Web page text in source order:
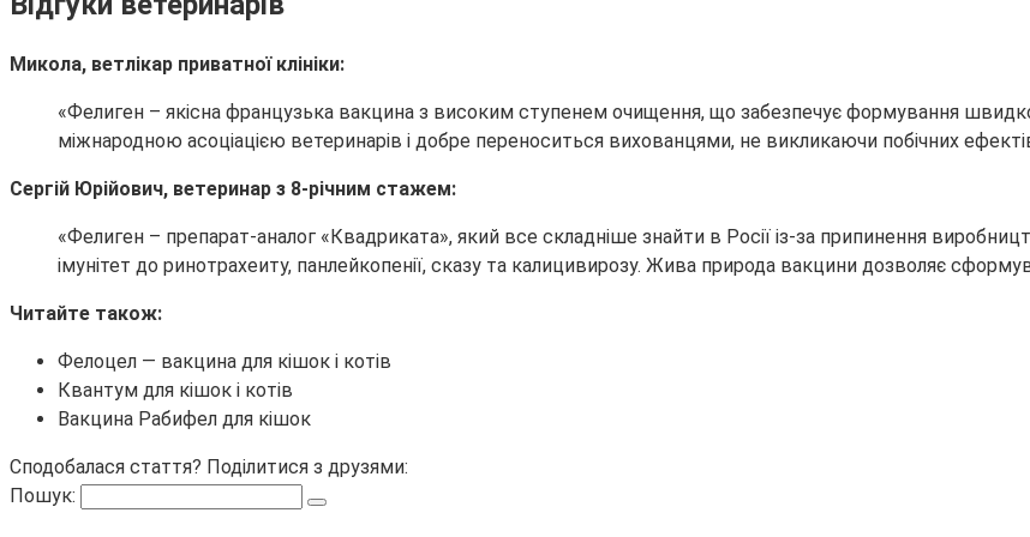
Микола, ветлікар приватної клініки:
«Фелиген – якісна французька вакцина з високим ступенем очищення, що забезпечує формування
міжнародною асоціацією ветеринарів і добре переноситься вихованцями, не викликаючи побічних
Сергій Юрійович, ветеринар з 8-річним стажем:
«Фелиген – препарат-аналог «Квадриката», який все складніше знайти в Росії із-за припинення
імунітет до ринотрахеиту, панлейкопенії, сказу та калицивирозу. Жива природа вакцини дозволяє
Читайте також:
Фелоцел — вакцина для кішок і котів
Квантум для кішок і котів
Вакцина Рабифел для кішок
Сподобалася стаття? Поділитися з друзями:
Пошук: